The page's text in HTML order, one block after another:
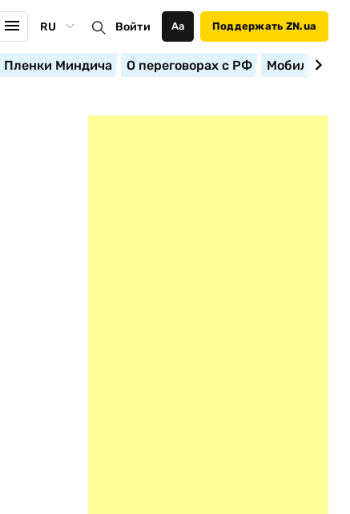
RU Войти Аа Поддержать ZN.ua
Пленки Миндича О переговорах с РФ